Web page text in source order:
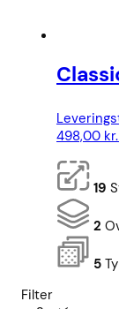
498,00 kr.
19
2
5
Filter